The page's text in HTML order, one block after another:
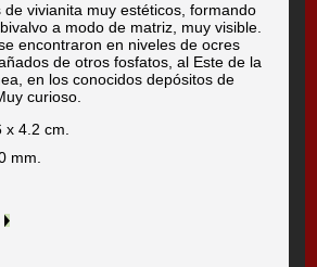
vivianita muy estéticos, formando
a modo de matriz, muy visible.
encontraron en niveles de ocres
de otros fosfatos, al Este de la
en los conocidos depósitos de
curioso.
4.2 cm.
mm.